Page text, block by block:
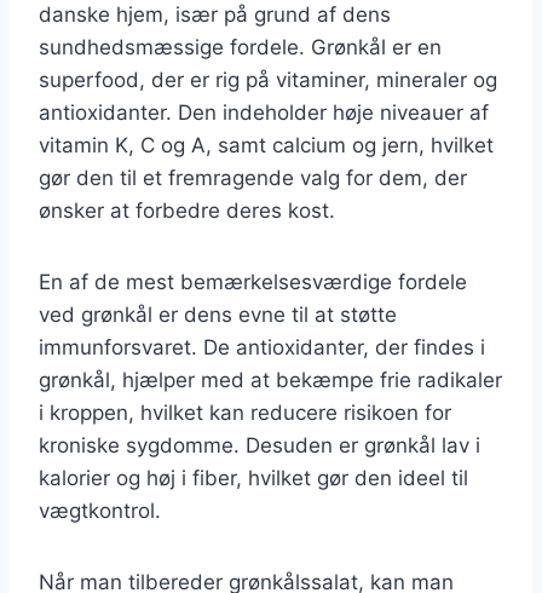
danske hjem, især på grund af dens
sundhedsmæssige fordele. Grønkål er en
superfood, der er rig på vitaminer, mineraler og
antioxidanter. Den indeholder høje niveauer af
vitamin K, C og A, samt calcium og jern, hvilket
gør den til et fremragende valg for dem, der
ønsker at forbedre deres kost.
En af de mest bemærkelsesværdige fordele
ved grønkål er dens evne til at støtte
immunforsvaret. De antioxidanter, der findes i
grønkål, hjælper med at bekæmpe frie radikaler
i kroppen, hvilket kan reducere risikoen for
kroniske sygdomme. Desuden er grønkål lav i
kalorier og høj i fiber, hvilket gør den ideel til
vægtkontrol.
Når man tilbereder grønkålssalat, kan man